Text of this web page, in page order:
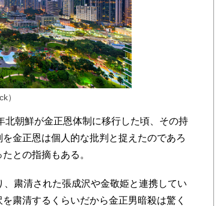
）
朝鮮が金正恩体制に移行した頃、その持
金正恩は個人的な批判と捉えたのであろ
との指摘もある。
粛清された張成沢や金敬姫と連携してい
粛清するくらいだから金正男暗殺は驚く